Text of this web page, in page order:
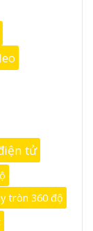
tử
tròn 360 độ